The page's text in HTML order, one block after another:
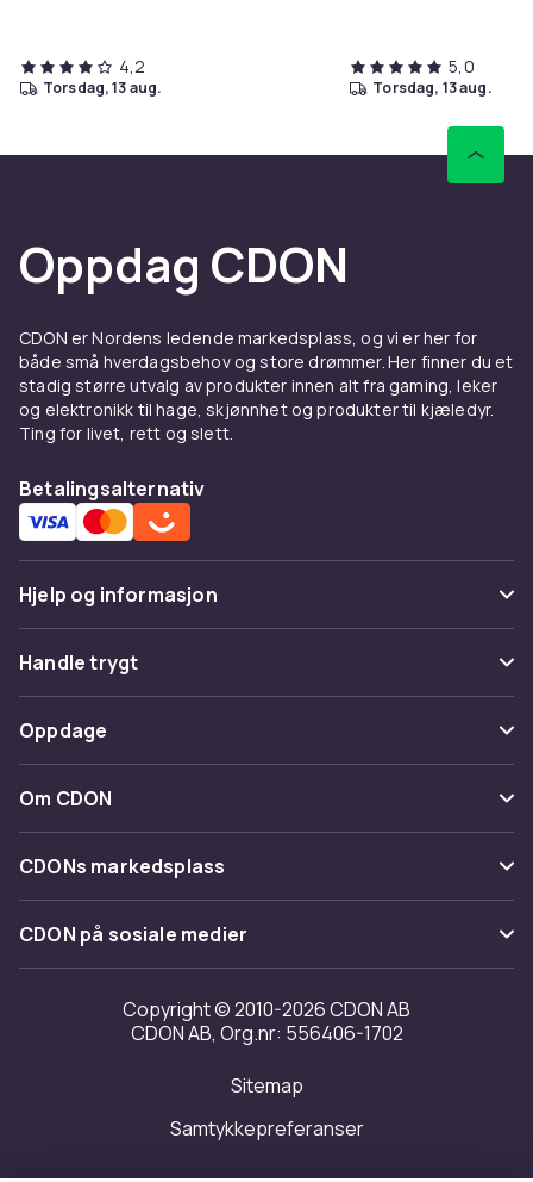
4,2
torsdag, 13 aug.
5,0
torsdag, 13 aug.
Oppdag CDON
CDON er Nordens ledende markedsplass, og vi er her for
både små hverdagsbehov og store drømmer. Her finner du et
stadig større utvalg av produkter innen alt fra gaming, leker
og elektronikk til hage, skjønnhet og produkter til kjæledyr.
Ting for livet, rett og slett.
Betalingsalternativ
Hjelp og informasjon
Vanlige spørsmål
Spor pakke
Angre & returner her
Kontakt oss
Handle trygt
Betaling
Levering
Tilbakekallinger
Oppdage
Kategorier
Varemerker
Om CDON
Om oss
Kundeanmeldelser
Jobbe på CDON
Investor relations
Tilgjengelighet
CDONs markedsplass
Merchant Help Center
CDON på sosiale medier
Copyright © 2010-2026 CDON AB
CDON AB, Org.nr: 556406-1702
Sitemap
Samtykkepreferanser